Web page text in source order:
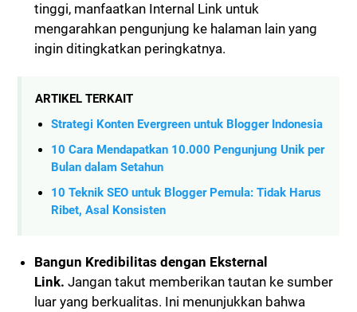
tinggi, manfaatkan Internal Link untuk
mengarahkan pengunjung ke halaman lain yang
ingin ditingkatkan peringkatnya.
ARTIKEL TERKAIT
Strategi Konten Evergreen untuk Blogger Indonesia
10 Cara Mendapatkan 10.000 Pengunjung Unik per
Bulan dalam Setahun
10 Teknik SEO untuk Blogger Pemula: Tidak Harus
Ribet, Asal Konsisten
Bangun Kredibilitas dengan Eksternal
Link.Jangan takut memberikan tautan ke sumber
luar yang berkualitas. Ini menunjukkan bahwa